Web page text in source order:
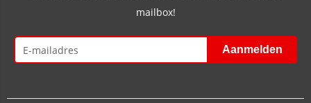
mailbox!